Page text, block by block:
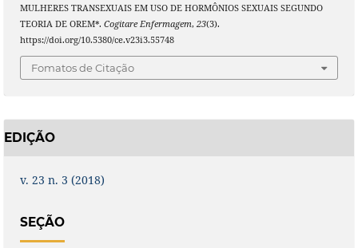
MULHERES TRANSEXUAIS EM USO DE HORMÔNIOS SEXUAIS SEGUNDO
TEORIA DE OREM*. Cogitare Enfermagem, 23(3).
https://doi.org/10.5380/ce.v23i3.55748
Fomatos de Citação
EDIÇÃO
v. 23 n. 3 (2018)
SEÇÃO